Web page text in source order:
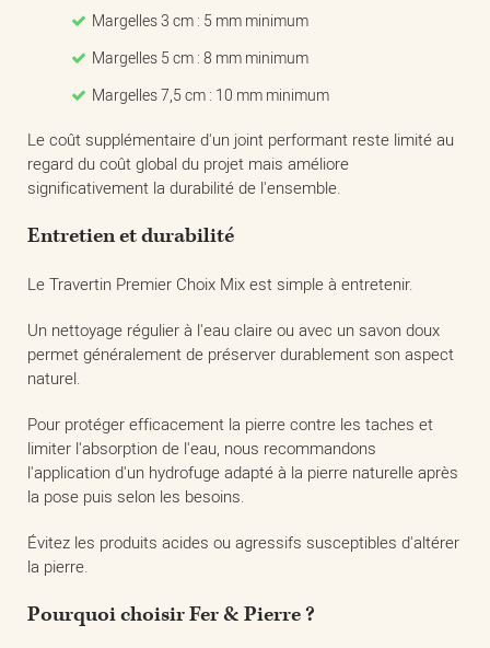
Margelles 3 cm : 5 mm minimum
Margelles 5 cm : 8 mm minimum
Margelles 7,5 cm : 10 mm minimum
Le coût supplémentaire d'un joint performant reste limité au
regard du coût global du projet mais améliore
significativement la durabilité de l'ensemble.
Entretien et durabilité
Le Travertin Premier Choix Mix est simple à entretenir.
Un nettoyage régulier à l'eau claire ou avec un savon doux
permet généralement de préserver durablement son aspect
naturel.
Pour protéger efficacement la pierre contre les taches et
limiter l'absorption de l'eau, nous recommandons
l'application d'un hydrofuge adapté à la pierre naturelle après
la pose puis selon les besoins.
Évitez les produits acides ou agressifs susceptibles d'altérer
la pierre.
Pourquoi choisir Fer & Pierre ?